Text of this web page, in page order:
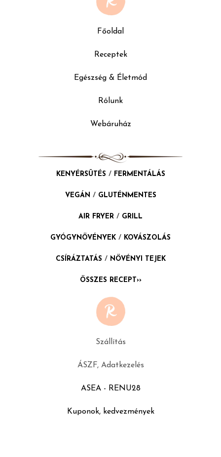
Főoldal
Receptek
Egészség & Életmód
Rólunk
Webáruház
KENYÉRSÜTÉS / FERMENTÁLÁS
VEGÁN / GLUTÉNMENTES
AIR FRYER / GRILL
GYÓGYNÖVÉNYEK / KOVÁSZOLÁS
CSÍRÁZTATÁS / NÖVÉNYI TEJEK
ÖSSZES RECEPT››
Szállítás
ÁSZF, Adatkezelés
ASEA - RENU28
Kuponok, kedvezmények